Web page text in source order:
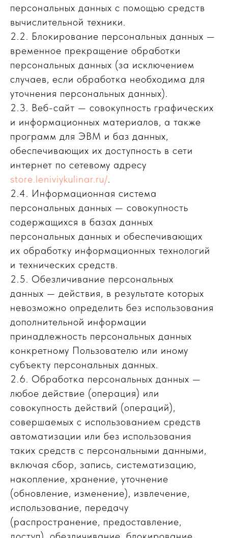
персональных данных с помощью средств
вычислительной техники.
2.2. Блокирование персональных данных —
временное прекращение обработки
персональных данных (за исключением
случаев, если обработка необходима для
уточнения персональных данных).
2.3. Веб-сайт — совокупность графических
и информационных материалов, а также
программ для ЭВМ и баз данных,
обеспечивающих их доступность в сети
интернет по сетевому адресу
store.leniviykulinar.ru/.
2.4. Информационная система
персональных данных — совокупность
содержащихся в базах данных
персональных данных и обеспечивающих
их обработку информационных технологий
и технических средств.
2.5. Обезличивание персональных
данных — действия, в результате которых
невозможно определить без использования
дополнительной информации
принадлежность персональных данных
конкретному Пользователю или иному
субъекту персональных данных.
2.6. Обработка персональных данных —
любое действие (операция) или
совокупность действий (операций),
совершаемых с использованием средств
автоматизации или без использования
таких средств с персональными данными,
включая сбор, запись, систематизацию,
накопление, хранение, уточнение
(обновление, изменение), извлечение,
использование, передачу
(распространение, предоставление,